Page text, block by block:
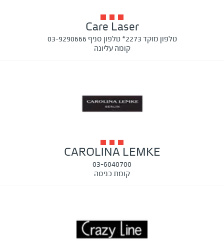
Care Laser
טלפון מוקד 2273* טלפון סניף 03-9290666
קומה עליונה
CAROLINA LEMKE
03-6040700
קומת כניסה